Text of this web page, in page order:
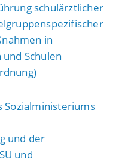
schulärztlicher
in
und Schulen
Sozialministeriums
und der
und